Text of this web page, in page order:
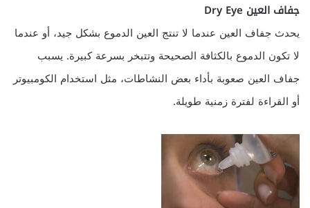
جفاف العين Dry Eye
يحدث جفاف العين عندما لا تنتج العين الدموع بشكل جيد، أو عندما
لا تكون الدموع بالكثافة الصحيحة وتتبخر بسرعة كبيرة. يسبب
جفاف العين صعوبة بأداء بعض النشاطات، مثل استخدام الكومبيوتر
أو القراءة لفترة زمنية طويلة.